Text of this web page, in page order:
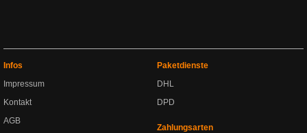
Infos
Impressum
Kontakt
AGB
Paketdienste
DHL
DPD
Zahlungsarten